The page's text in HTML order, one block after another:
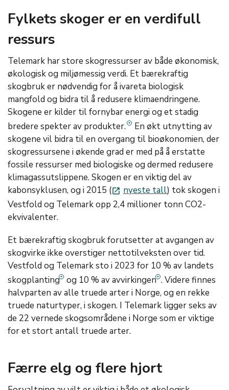
Fylkets skoger er en verdifull
ressurs
Telemark har store skogressurser av både økonomisk,
økologisk og miljømessig verdi. Et bærekraftig
skogbruk er nødvendig for å ivareta biologisk
mangfold og bidra til å redusere klimaendringene.
Skogene er kilder til fornybar energi og et stadig
bredere spekter av produkter.
En økt utnytting av
skogene vil bidra til en overgang til bioøkonomien, der
skogressursene i økende grad er med på å erstatte
fossile ressurser med biologiske og dermed redusere
klimagassutslippene. Skogen er en viktig del av
kabonsyklusen, og i 2015 (launch nyeste tall) tok skogen i
Vestfold og Telemark opp 2,4 millioner tonn CO2-
ekvivalenter.
Et bærekraftig skogbruk forutsetter at avgangen av
skogvirke ikke overstiger nettotilveksten over tid.
Vestfold og Telemark sto i 2023 for 10 % av landets
skogplanting og 10 % av avvirkingen . Videre finnes
halvparten av alle truede arter i Norge, og en rekke
truede naturtyper, i skogen. I Telemark ligger seks av
de 22 vernede skogsområdene i Norge som er viktige
for et stort antall truede arter.
Færre elg og flere hjort